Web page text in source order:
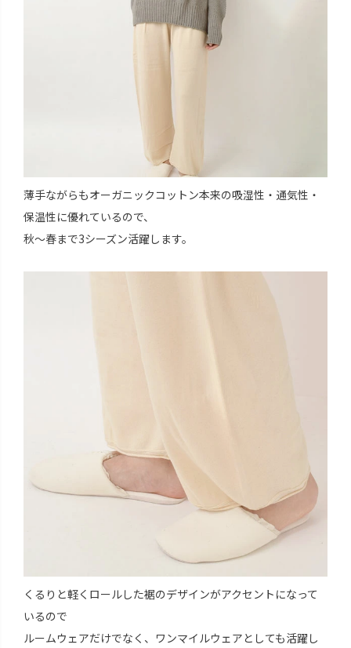
薄手ながらもオーガニックコットン本来の吸湿性・通気性・
保温性に優れているので、
秋～春まで3シーズン活躍します。
くるりと軽くロールした裾のデザインがアクセントになって
いるので
ルームウェアだけでなく、ワンマイルウェアとしても活躍し